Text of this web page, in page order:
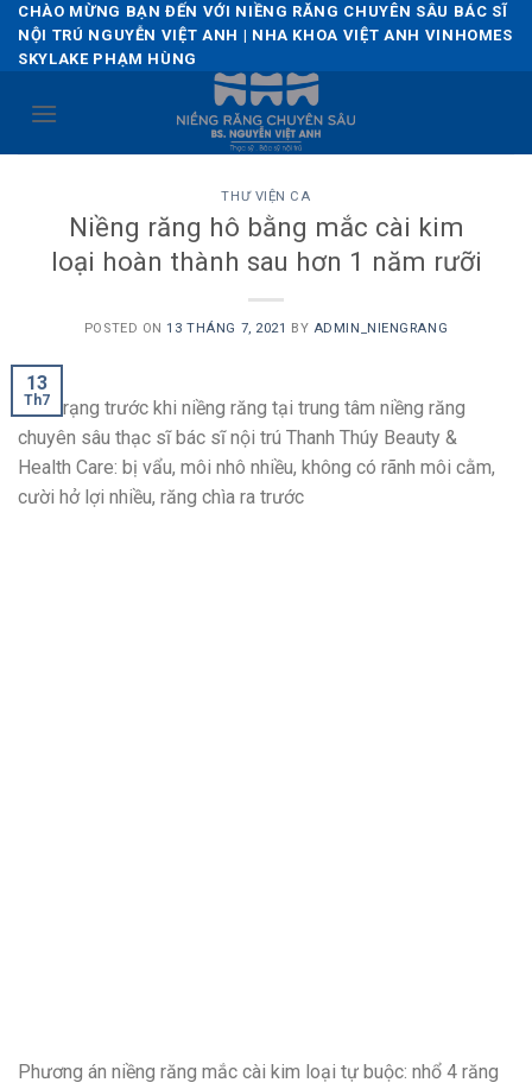
Skip
content
CHÀO MỪNG BẠN ĐẾN VỚI NIỀNG RĂNG CHUYÊN SÂU BÁC SĨ
NỘI TRÚ NGUYỄN VIỆT ANH | NHA KHOA VIỆT ANH VINHOMES
SKYLAKE PHẠM HÙNG
THƯ VIỆN CA
Niềng răng hô bằng mắc cài kim
loại hoàn thành sau hơn 1 năm rưỡi
POSTED ON13 THÁNG 7, 2021 BY ADMIN_NIENGRANG
13
Th7
Tình trạng trước khi niềng răng tại trung tâm niềng răng
chuyên sâu thạc sĩ bác sĩ nội trú Thanh Thúy Beauty &
Health Care: bị vẩu, môi nhô nhiều, không có rãnh môi cằm,
cười hở lợi nhiều, răng chìa ra trước
Phương án niềng răng mắc cài kim loại tự buộc: nhổ 4 răng